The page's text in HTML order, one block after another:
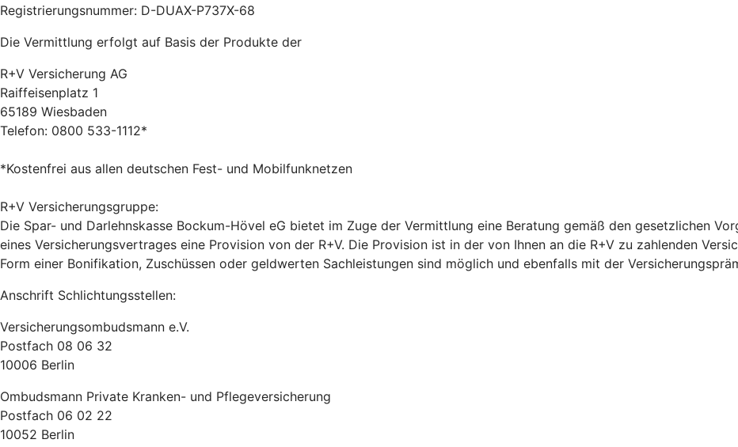
Registrierungsnummer: D-DUAX-P737X-68
Die Vermittlung erfolgt auf Basis der Produkte der
R+V Versicherung AG
Raiffeisenplatz 1
65189 Wiesbaden
Telefon: 0800 533-1112*
*Kostenfrei aus allen deutschen Fest- und Mobilfunknetzen
R+V Versicherungsgruppe:
Die Spar- und Darlehnskasse Bockum-Hövel eG bietet im Zuge der Vermittlung eine Beratung gemäß den gesetzlichen
eines Versicherungsvertrages eine Provision von der R+V. Die Provision ist in der von Ihnen an die R+V zu zahlenden
Form einer Bonifikation, Zuschüssen oder geldwerten Sachleistungen sind möglich und ebenfalls mit der
Anschrift Schlichtungsstellen:
Versicherungsombudsmann e.V.
Postfach 08 06 32
10006 Berlin
Ombudsmann Private Kranken- und Pflegeversicherung
Postfach 06 02 22
10052 Berlin